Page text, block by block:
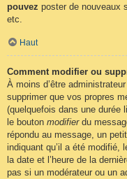
pouvez poster de nouveaux
etc.
Haut
Comment modifier ou
À moins d’être
supprimer que vos propres
(quelquefois dans une durée
le bouton modifierdu
répondu au message, un
indiquant qu’il a été modifié,
la date et l’heure de la
pas si un modérateur ou un